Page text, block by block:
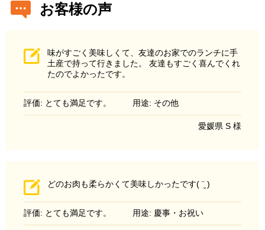
お客様の声
味がすごく美味しくて、友達のお家でのランチに手
土産で持って行きました。 友達もすごく喜んでくれ
たのでよかったです。
評価: とても満足です。 用途: その他
愛媛県 S 様
どのお肉も柔らかくて美味しかったです( ¨̮ )
評価: とても満足です。 用途: 慶事・お祝い